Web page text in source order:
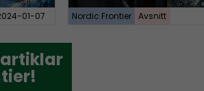
01-07 Nordic Frontier Avsnitt